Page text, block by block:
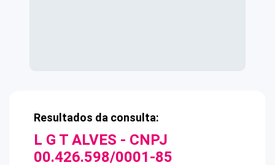
Resultados da consulta:
L G T ALVES - CNPJ
00.426.598/0001-85